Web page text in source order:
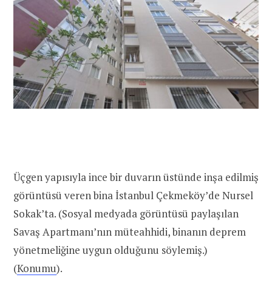
Üçgen yapısıyla ince bir duvarın üstünde inşa edilmiş
görüntüsü veren bina İstanbul Çekmeköy’de Nursel
Sokak’ta. (Sosyal medyada görüntüsü paylaşılan
Savaş Apartmanı’nın müteahhidi, binanın deprem
yönetmeliğine uygun olduğunu söylemiş.)
(Konumu).